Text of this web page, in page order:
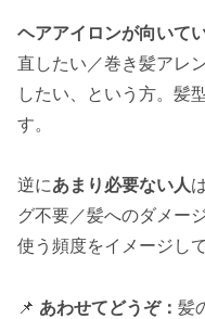
ヘアアイロンが向いて
直したい／巻き髪アレ
したい、という方。髪
す。
逆にあまり必要ない人
グ不要／髪へのダメー
使う頻度をイメージし
📌 あわせてどうぞ： 髪